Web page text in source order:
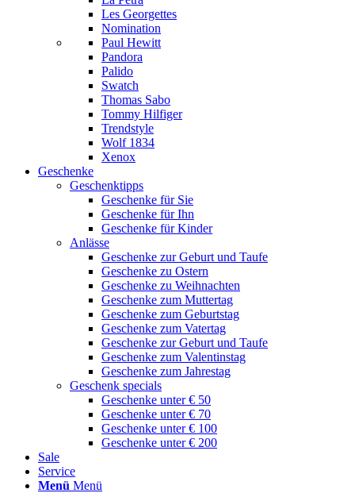
Les Georgettes
Nomination
Paul Hewitt
Pandora
Palido
Swatch
Thomas Sabo
Tommy Hilfiger
Trendstyle
Wolf 1834
Xenox
Geschenke
Geschenktipps
Geschenke für Sie
Geschenke für Ihn
Geschenke für Kinder
Anlässe
Geschenke zur Geburt und Taufe
Geschenke zu Ostern
Geschenke zu Weihnachten
Geschenke zum Muttertag
Geschenke zum Geburtstag
Geschenke zum Vatertag
Geschenke zur Geburt und Taufe
Geschenke zum Valentinstag
Geschenke zum Jahrestag
Geschenk specials
Geschenke unter € 50
Geschenke unter € 70
Geschenke unter € 100
Geschenke unter € 200
Sale
Service
Menü Menü